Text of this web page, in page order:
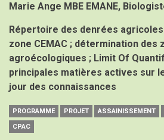
Marie Ange MBE EMANE,
Répertoire des denrées
zone CEMAC ; détermination des
agroécologiques ; Limit Of
principales matières actives sur
jour des connaissances
PROGRAMME PROJET ASSAINISSEMENT
CPAC